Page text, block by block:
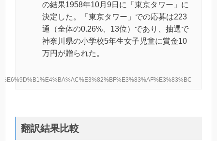
の結果1958年10月9日に「東京タワー」に
決定した。「東京タワー」での応募は223
通（全体の0.26%、13位）であり、抽選で
神奈川県の小学校5年生女子児童に賞金10
万円が贈られた。
翻訳結果比較